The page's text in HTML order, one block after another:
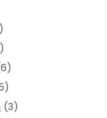
(3)